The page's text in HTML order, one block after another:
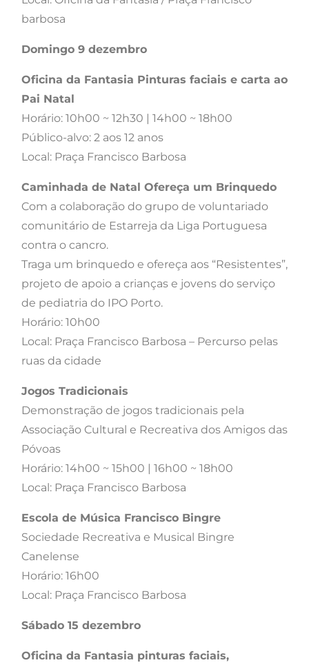
barbosa
Domingo 9 dezembro
Oficina da Fantasia Pinturas faciais e carta ao
Pai Natal
Horário: 10h00 ~ 12h30 | 14h00 ~ 18h00
Público-alvo: 2 aos 12 anos
Local: Praça Francisco Barbosa
Caminhada de Natal Ofereça um Brinquedo
Com a colaboração do grupo de voluntariado
comunitário de Estarreja da Liga Portuguesa
contra o cancro.
Traga um brinquedo e ofereça aos “Resistentes”,
projeto de apoio a crianças e jovens do serviço
de pediatria do IPO Porto.
Horário: 10h00
Local: Praça Francisco Barbosa – Percurso pelas
ruas da cidade
Jogos Tradicionais
Demonstração de jogos tradicionais pela
Associação Cultural e Recreativa dos Amigos das
Póvoas
Horário: 14h00 ~ 15h00 | 16h00 ~ 18h00
Local: Praça Francisco Barbosa
Escola de Música Francisco Bingre
Sociedade Recreativa e Musical Bingre
Canelense
Horário: 16h00
Local: Praça Francisco Barbosa
Sábado 15 dezembro
Oficina da Fantasia pinturas faciais,